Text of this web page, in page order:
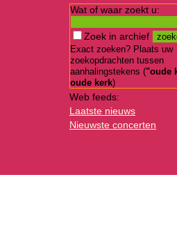
Wat of waar zoekt u:
Zoek in archief
Exact zoeken? Plaats uw
zoekopdrachten tussen
aanhalingstekens ("oude
oude kerk)
Web feeds:
Laatste nieuws
Nieuwste concerten